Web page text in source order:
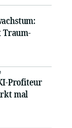
Traum-
Profiteur
mal